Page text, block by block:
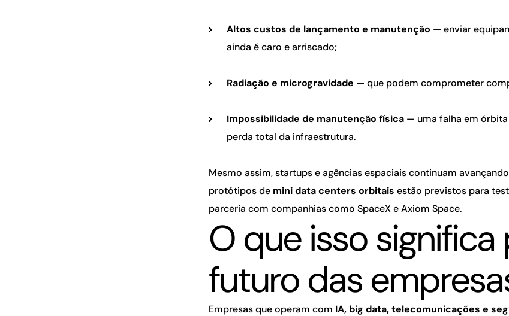
Altos custos de lançamento e manutenção — enviar
ainda é caro e arriscado;
Radiação e microgravidade — que podem comprometer
Impossibilidade de manutenção física — uma falha em
perda total da infraestrutura.
Mesmo assim, startups e agências espaciais continuam
protótipos de mini data centers orbitais estão previstos para
parceria com companhias como SpaceX e Axiom Space.
O que isso significa
futuro das
Empresas que operam com IA, big data, telecomunicações e